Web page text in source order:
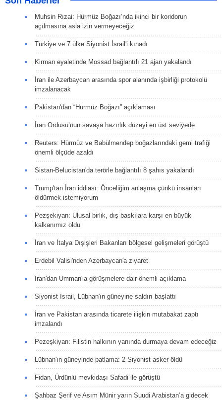
Muhsin Rızai: Hürmüz Boğazı’nda ikinci bir koridorun
açılmasına asla izin vermeyeceğiz
Türkiye ve 7 ülke Siyonist İsrail'i kınadı
Kirman eyaletinde Mossad bağlantılı 21 ajan yakalandı
İran ile Azerbaycan arasında spor alanında işbirliği protokolü
imzalanacak
Pakistan'dan “Hürmüz Boğazı” açıklaması
İran Ordusu’nun savaşa hazırlık düzeyi en üst seviyede
Reuters: Hürmüz ve Babülmendep boğazlarındaki gemi trafiği
önemli ölçüde azaldı
Sistan-Belucistan'da terörle bağlantılı 8 şahıs yakalandı
Trump'tan İran iddiası: Önceliğim anlaşma çünkü insanları
öldürmek istemiyorum
Pezşekiyan: Ulusal birlik, dış baskılara karşı en büyük
kalkanımız oldu
İran ve İtalya Dışişleri Bakanları bölgesel gelişmeleri görüştü
Erdebil Valisi'nden Azerbaycan'a ziyaret
İran'dan Umman'la görüşmelere dair önemli açıklama
Siyonist İsrail, Lübnan'ın güneyine saldırı başlattı
İran ve Pakistan arasında ticarete ilişkin mutabakat zaptı
imzalandı
Pezeşkiyan: Filistin halkının yanında durmaya devam edeceğiz
Lübnan'ın güneyinde patlama: 2 Siyonist asker öldü
Fidan, Ürdünlü mevkidaşı Safadi ile görüştü
Şahbaz Şerif ve Asım Münir yarın Suudi Arabistan’a gidecek